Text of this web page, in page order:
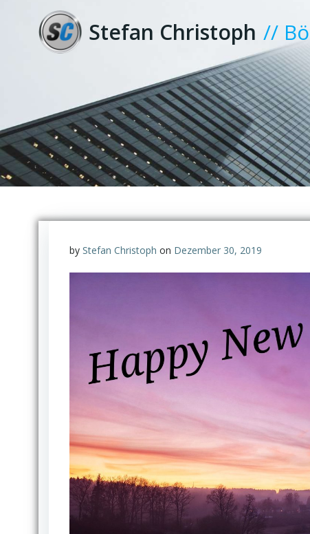
springen
Stefan Christoph //
by Stefan Christoph on Dezember 30, 2019